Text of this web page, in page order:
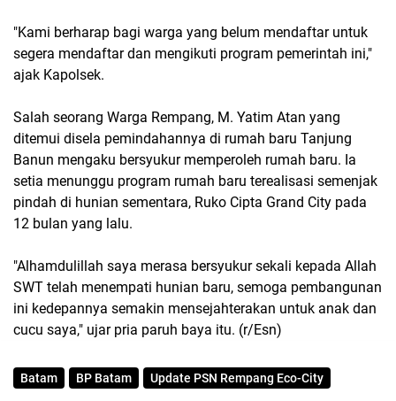
"Kami berharap bagi warga yang belum mendaftar untuk
segera mendaftar dan mengikuti program pemerintah ini,"
ajak Kapolsek.
Salah seorang Warga Rempang, M. Yatim Atan yang
ditemui disela pemindahannya di rumah baru Tanjung
Banun mengaku bersyukur memperoleh rumah baru. Ia
setia menunggu program rumah baru terealisasi semenjak
pindah di hunian sementara, Ruko Cipta Grand City pada
12 bulan yang lalu.
"Alhamdulillah saya merasa bersyukur sekali kepada Allah
SWT telah menempati hunian baru, semoga pembangunan
ini kedepannya semakin mensejahterakan untuk anak dan
cucu saya," ujar pria paruh baya itu. (r/Esn)
Batam BP Batam Update PSN Rempang Eco-City